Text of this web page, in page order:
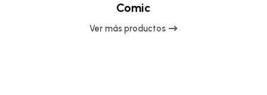
Comic
Ver más productos